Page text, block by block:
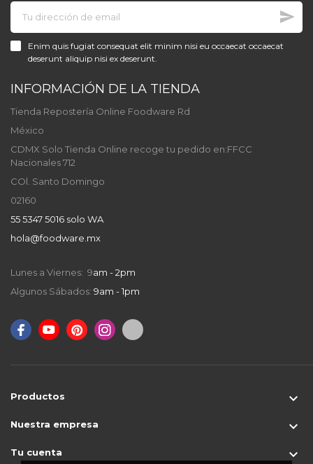
Enim quis fugiat consequat elit minim nisi eu occaecat occaecat
deserunt aliquip nisi ex deserunt.
INFORMACIÓN DE LA TIENDA
Tienda Repostería Online Foodware Rd
México
CDMX Solo Tienda Online recoge tu pedido en:FFCC
Nacionales 712
COl. Santo Domingo
02160
55 5347 5016 solo WA
hola@foodware.mx
Lunes a Viernes: 9am - 2pm
Algunos Sábados: 9am - 1pm
Productos 
Nuestra empresa 
Tu cuenta 